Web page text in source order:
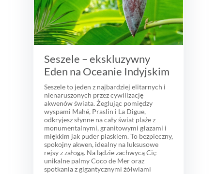
Seszele – ekskluzywny
Eden na Oceanie Indyjskim
Seszele to jeden z najbardziej elitarnych i
nienaruszonych przez cywilizację
akwenów świata. Żeglując pomiędzy
wyspami Mahé, Praslin i La Digue,
odkryjesz słynne na cały świat plaże z
monumentalnymi, granitowymi głazami i
miękkim jak puder piaskiem. To bezpieczny,
spokojny akwen, idealny na luksusowe
rejsy z załogą. Na lądzie zachwycą Cię
unikalne palmy Coco de Mer oraz
spotkania z gigantycznymi żółwiami